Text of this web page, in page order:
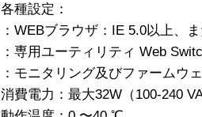
各種設定：
：WEBブラウザ：IE 5.0以上、
：専用ユーティリティ Web
：モニタリング及びファーム
消費電力：最大32W（100-240